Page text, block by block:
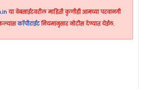
या वेबसाईटवरील माहितीकुणीहीआमच्या परवानगी
कॉपीराईटनियमानुसार नोटीस देण्यात येईल.